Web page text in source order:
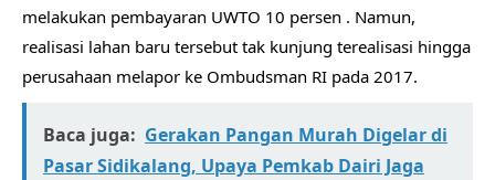
melakukan pembayaran UWTO 10 persen . Namun,
realisasi lahan baru tersebut tak kunjung terealisasi hingga
perusahaan melapor ke Ombudsman RI pada 2017.
Baca juga: Gerakan Pangan Murah Digelar di
Pasar Sidikalang, Upaya Pemkab Dairi Jaga